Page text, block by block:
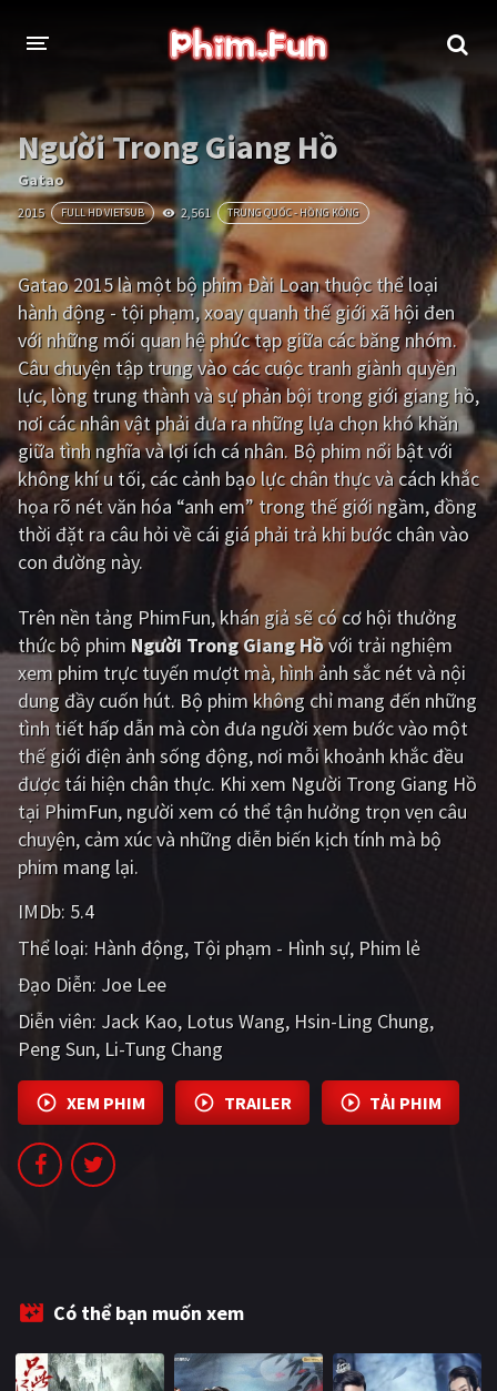
THỂ LOẠI
Thần thoại - Cổ trang Hành động
Tâm lý Chiến tranh
Võ thuật - Kiếm hiệp Nhạc kịch
Kinh dị Tội phạm - Hình sự
Phiêu lưu Hài hước
Viễn tưởng Khoa học - Tài liệu
Hoạt hình Thể thao
Tình cảm - Lãng mạn Kỳ ảo
Giật gân Gia đình
Viễn Tây Tiểu sử
GameShow DramaTV
QUỐC GIA
Âu - Mỹ Trung Quốc - Hồng Kông
Hàn Quốc Nhật Bản
Ấn Độ
Tổng hợp
CẬP NHẬT
PHIM MỚI
PHIM BỘ
PHIM LẺ
PHIM CHIẾU RẠP
TUYỂN TẬP PHIM
Người Trong Giang Hồ
Gatao
2015 FULL HD VIETSUB 2,561 TRUNG QUỐC - HỒNG KÔNG
Gatao 2015 là một bộ phim Đài Loan thuộc thể loại
hành động - tội phạm, xoay quanh thế giới xã hội đen
với những mối quan hệ phức tạp giữa các băng nhóm.
Câu chuyện tập trung vào các cuộc tranh giành quyền
lực, lòng trung thành và sự phản bội trong giới giang hồ,
nơi các nhân vật phải đưa ra những lựa chọn khó khăn
giữa tình nghĩa và lợi ích cá nhân. Bộ phim nổi bật với
không khí u tối, các cảnh bạo lực chân thực và cách khắc
họa rõ nét văn hóa “anh em” trong thế giới ngầm, đồng
thời đặt ra câu hỏi về cái giá phải trả khi bước chân vào
con đường này.
Trên nền tảng PhimFun, khán giả sẽ có cơ hội thưởng
thức bộ phim Người Trong Giang Hồvới trải nghiệm
xem phim trực tuyến mượt mà, hình ảnh sắc nét và nội
dung đầy cuốn hút. Bộ phim không chỉ mang đến những
tình tiết hấp dẫn mà còn đưa người xem bước vào một
thế giới điện ảnh sống động, nơi mỗi khoảnh khắc đều
được tái hiện chân thực. Khi xem Người Trong Giang Hồ
tại PhimFun, người xem có thể tận hưởng trọn vẹn câu
chuyện, cảm xúc và những diễn biến kịch tính mà bộ
phim mang lại.
IMDb: 5.4
Thể loại: Hành động Tội phạm - Hình sự Phim lẻ
Đạo Diễn: Joe Lee
Diễn viên: Jack Kao Lotus Wang Hsin-Ling Chung
Peng Sun Li-Tung Chang
XEM PHIM TRAILER TẢI PHIM
Có thể bạn muốn xem